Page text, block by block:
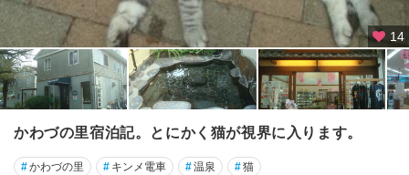
14
かわづの里宿泊記。とにかく猫が視界に入ります。
#かわづの里 # キンメ電車 #温泉 #猫